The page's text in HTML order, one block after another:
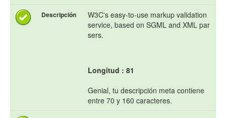
Descripción
W3C's easy-to-use markup validation
service, based on SGML and XML par
sers.
Longitud : 81
Genial, tu descripción meta contiene
entre 70 y 160 caracteres.